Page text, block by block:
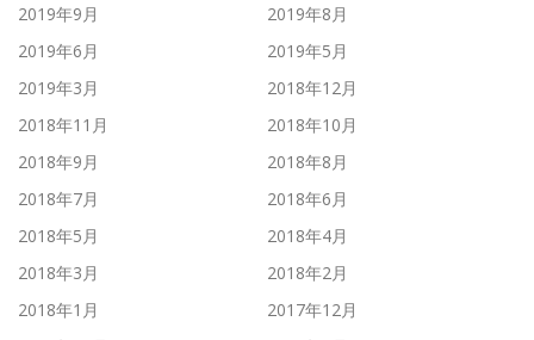
2019年9月
2019年8月
2019年6月
2019年5月
2019年3月
2018年12月
2018年11月
2018年10月
2018年9月
2018年8月
2018年7月
2018年6月
2018年5月
2018年4月
2018年3月
2018年2月
2018年1月
2017年12月